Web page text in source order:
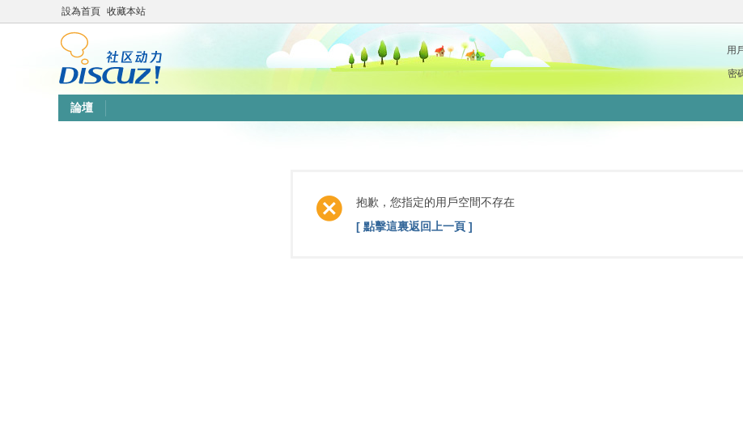
設為首頁 收藏本站
用
密
論壇
抱歉，您指定的用戶空間不存在
[ 點擊這裏返回上一頁 ]